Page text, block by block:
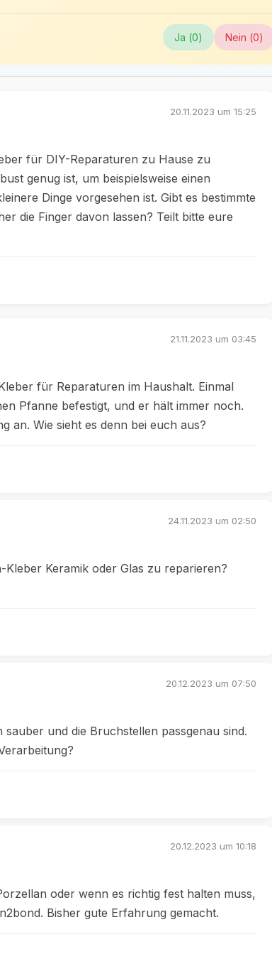
Ja (0) Nein (0)
20.11.2023 um 15:25
für DIY-Reparaturen zu Hause zu
genug ist, um beispielsweise einen
Dinge vorgesehen ist. Gibt es bestimmte
die Finger davon lassen? Teilt bitte eure
21.11.2023 um 03:45
für Reparaturen im Haushalt. Einmal
Pfanne befestigt, und er hält immer noch.
an. Wie sieht es denn bei euch aus?
24.11.2023 um 02:50
Keramik oder Glas zu reparieren?
20.12.2023 um 07:50
und die Bruchstellen passgenau sind.
20.12.2023 um 10:18
oder wenn es richtig fest halten muss,
Bisher gute Erfahrung gemacht.